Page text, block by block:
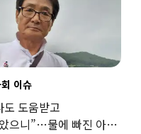
이슈
도 도움받고
으니”…물에 빠진 아이